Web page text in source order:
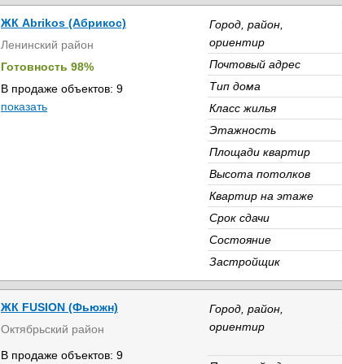
ЖК Abrikos (Абрикос)
Ленинский район
Готовность 98%
В продаже объектов: 9
показать
Город, район,
ориентир
Почтовый адрес
Тип дома
Класс жилья
Этажность
Площади квартир
Высота потолков
Квартир на этаже
Срок сдачи
Состояние
Застройщик
ЖК FUSION (Фьюжн)
Октябрьский район
В продаже объектов: 9
Город, район,
ориентир